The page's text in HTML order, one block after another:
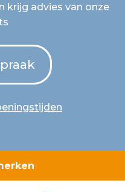
krijg advies van onze